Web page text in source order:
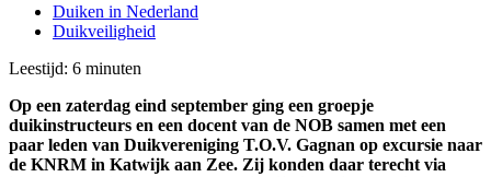
Duiken in Nederland
Duikveiligheid
Leestijd: 6 minuten
Op een zaterdag eind september ging een groepje
duikinstructeurs en een docent van de NOB samen met een
paar leden van Duikvereniging T.O.V. Gagnan op excursie naar
de KNRM in Katwijk aan Zee. Zij konden daar terecht via